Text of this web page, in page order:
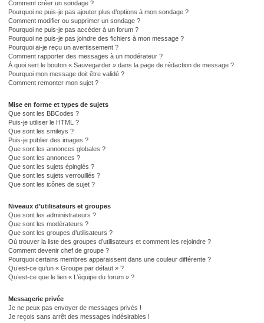
Comment créer un sondage ?
Pourquoi ne puis-je pas ajouter plus d’options à mon sondage ?
Comment modifier ou supprimer un sondage ?
Pourquoi ne puis-je pas accéder à un forum ?
Pourquoi ne puis-je pas joindre des fichiers à mon message ?
Pourquoi ai-je reçu un avertissement ?
Comment rapporter des messages à un modérateur ?
À quoi sert le bouton « Sauvegarder » dans la page de rédaction de message ?
Pourquoi mon message doit être validé ?
Comment remonter mon sujet ?
Mise en forme et types de sujets
Que sont les BBCodes ?
Puis-je utiliser le HTML ?
Que sont les smileys ?
Puis-je publier des images ?
Que sont les annonces globales ?
Que sont les annonces ?
Que sont les sujets épinglés ?
Que sont les sujets verrouillés ?
Que sont les icônes de sujet ?
Niveaux d’utilisateurs et groupes
Que sont les administrateurs ?
Que sont les modérateurs ?
Que sont les groupes d’utilisateurs ?
Où trouver la liste des groupes d’utilisateurs et comment les rejoindre ?
Comment devenir chef de groupe ?
Pourquoi certains membres apparaissent dans une couleur différente ?
Qu’est-ce qu’un « Groupe par défaut » ?
Qu’est-ce que le lien « L’équipe du forum » ?
Messagerie privée
Je ne peux pas envoyer de messages privés !
Je reçois sans arrêt des messages indésirables !